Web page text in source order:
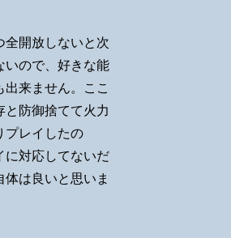
全開放しないと次
いので、好きな能
来ません。ここ
と防御捨てて火力
プレイしたの
対応してないだ
は良いと思いま